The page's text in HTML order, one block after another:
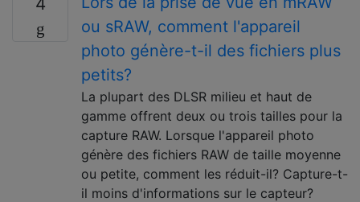
ou sRAW, comment l'appareil
photo génère-t-il des fichiers plus
petits?
La plupart des DLSR milieu et haut de
gamme offrent deux ou trois tailles pour la
capture RAW. Lorsque l'appareil photo
génère des fichiers RAW de taille moyenne
ou petite, comment les réduit-il? Capture-t-
il moins d'informations sur le capteur?